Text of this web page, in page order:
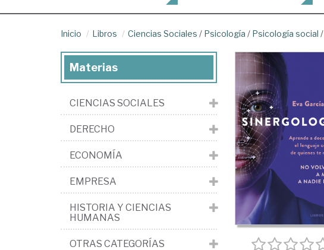
Inicio Libros Ciencias Sociales / Psicología / Psicología social /
Materias
CIENCIAS SOCIALES
DERECHO
ECONOMÍA
EMPRESA
HISTORIA Y CIENCIAS
HUMANAS
OTRAS CATEGORÍAS